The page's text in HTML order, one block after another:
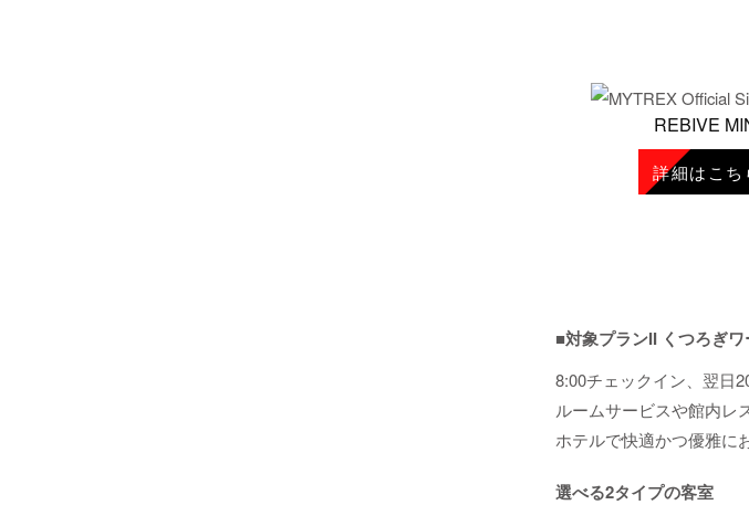
REBIVE
詳細はこち
■対象プランII くつろぎ
8:00チェックイン、翌日
ルームサービスや館内レ
ホテルで快適かつ優雅に
選べる2タイプの客室